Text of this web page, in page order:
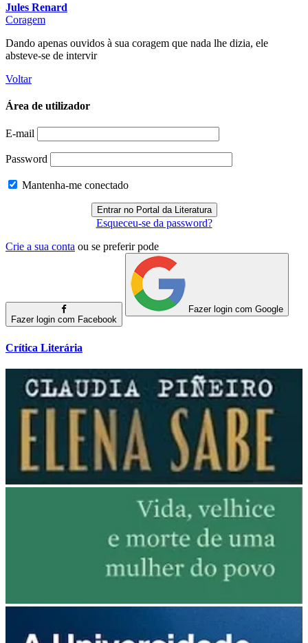
Jules Renard
Coragem
Dando apenas ouvidos à sua coragem que nada lhe dizia, ele
absteve-se de intervir
Voltar
Área de utilizador
E-mail
Password
Mantenha-me conectado
Esqueceu-se da password?
Crie a sua conta ou se preferir pode
Fazer login com Facebook
Fazer login com Google
Crítica Literária